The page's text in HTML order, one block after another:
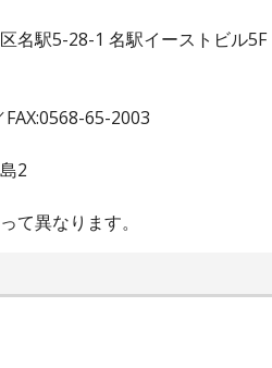
名駅5-28-1 名駅イーストビル5F
65-2003
2
て異なります。